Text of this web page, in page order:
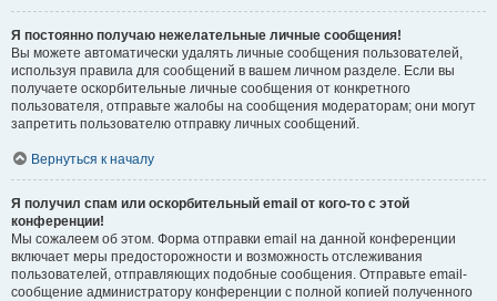
Я постоянно получаю нежелательные личные сообщения!
Вы можете автоматически удалять личные сообщения пользователей,
используя правила для сообщений в вашем личном разделе. Если вы
получаете оскорбительные личные сообщения от конкретного
пользователя, отправьте жалобы на сообщения модераторам; они могут
запретить пользователю отправку личных сообщений.
Вернуться к началу
Я получил спам или оскорбительный email от кого-то с этой
конференции!
Мы сожалеем об этом. Форма отправки email на данной конференции
включает меры предосторожности и возможность отслеживания
пользователей, отправляющих подобные сообщения. Отправьте email-
сообщение администратору конференции с полной копией полученного